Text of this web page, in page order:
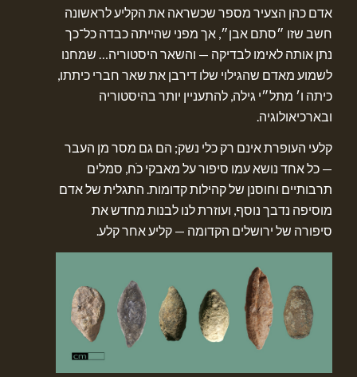
אדם כהן הצעיר מספר שכשראה את הקליע לראשונה
חשב שזו ״סתם אבן״, אך מפני שהייתה כבדה כל־כך
נתן אותה לאימו לבדיקה — והשאר היסטוריה… שמחנו
לשמוע מאדם שהגילוי שלו דירבן את שאר חברי כיתתו,
כיתה ו׳ מתל״י גילה, להתעניין יותר בהיסטוריה
ובארכיאולוגיה.
קלעי העופרת אינם רק כלי נשק; הם גם מסר מן העבר
— כל אחד נושא עמו סיפור על מאבקי כֹח, סמלים
תרבותיים וחוסנן של קהילות קדומות. התגלית של אדם
מוסיפה נדבך נוסף, ועוזרת לנו לבנות מחדש את
סיפורה של ירושלים הקדומה — קליע אחר קלע.